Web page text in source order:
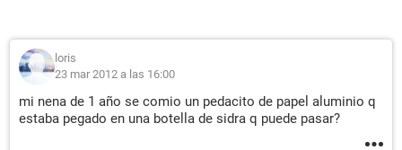
loris
23 mar 2012 a las 16:00
mi nena de 1 año se comio un pedacito de papel aluminio q
estaba pegado en una botella de sidra q puede pasar?